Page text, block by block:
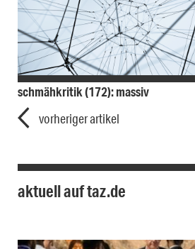
schmähkritik (172): massiv
vorheriger artikel
aktuell auf taz.de